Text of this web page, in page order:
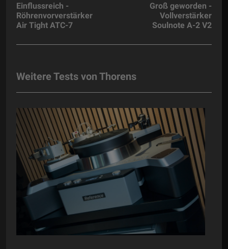
Einflussreich -
Röhrenvorverstärker
Air Tight ATC-7
Groß geworden -
Vollverstärker
Soulnote A-2 V2
Weitere Tests von Thorens